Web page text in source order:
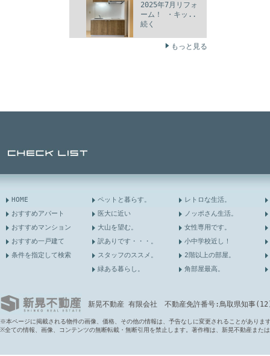
2025年7月リフォ
ーム！ ・キッ..
続く
もっと見る
HOME
おすすめアパート
おすすめマンション
おすすめ一戸建て
条件を指定して検索
ペットと暮らす。
医大に近い
大山を望む。
訳ありです・・・。
スタッフのススメ。
緑ある暮らし。
レトロな生活。
ノッポさん生活。
女性専用です。
小中学校近し！
2階以上の部屋。
角部屋最高。
新晃不動産 有限会社 不動産免許番号:鳥取県知事
※本ページに掲載される物件の画像、価格、その他の情報は、予告なしに変更されることがありま
※全ての情報、画像、コンテンツの無断転載・無断引用を禁止します。著作権は、新晃不動産また